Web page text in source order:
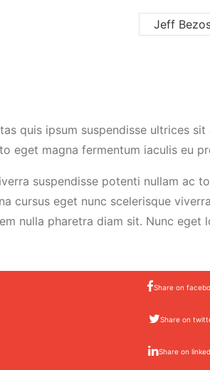
Jeff
quis ipsum suspendisse ultrices
eget magna fermentum iaculis eu
suspendisse potenti nullam ac
cursus eget nunc scelerisque
nulla pharetra diam sit. Nunc
Share on
Share on
Share on